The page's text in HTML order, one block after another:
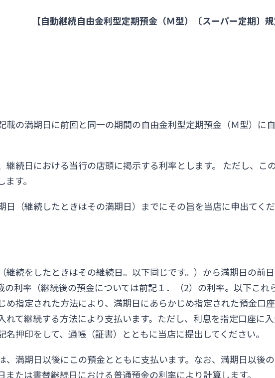
【自動継続自由金利型定期預金（Ｍ型）〔スーパー定期〕規
載の満期日に前回と同一の期間の自由金利型定期預金（Ｍ型）に
継続日における当行の店頭に掲示する利率とします。 ただし、
す。
日（継続したときはその満期日）までにその旨を当店に申出てく
継続をしたときはその継続日。以下同じです。）から満期日の前
の利率（継続後の預金については前記１．（2）の利率。以下こ
め指定された方法により、満期日にあらかじめ指定された預金口
れて継続する方法により支払います。ただし、利息を指定口座に
押印をして、通帳（証書）とともに当店に提出してください。
、満期日以後にこの預金とともに支払います。なお、満期日以後
たは書替継続日における普通預金の利率により計算します。